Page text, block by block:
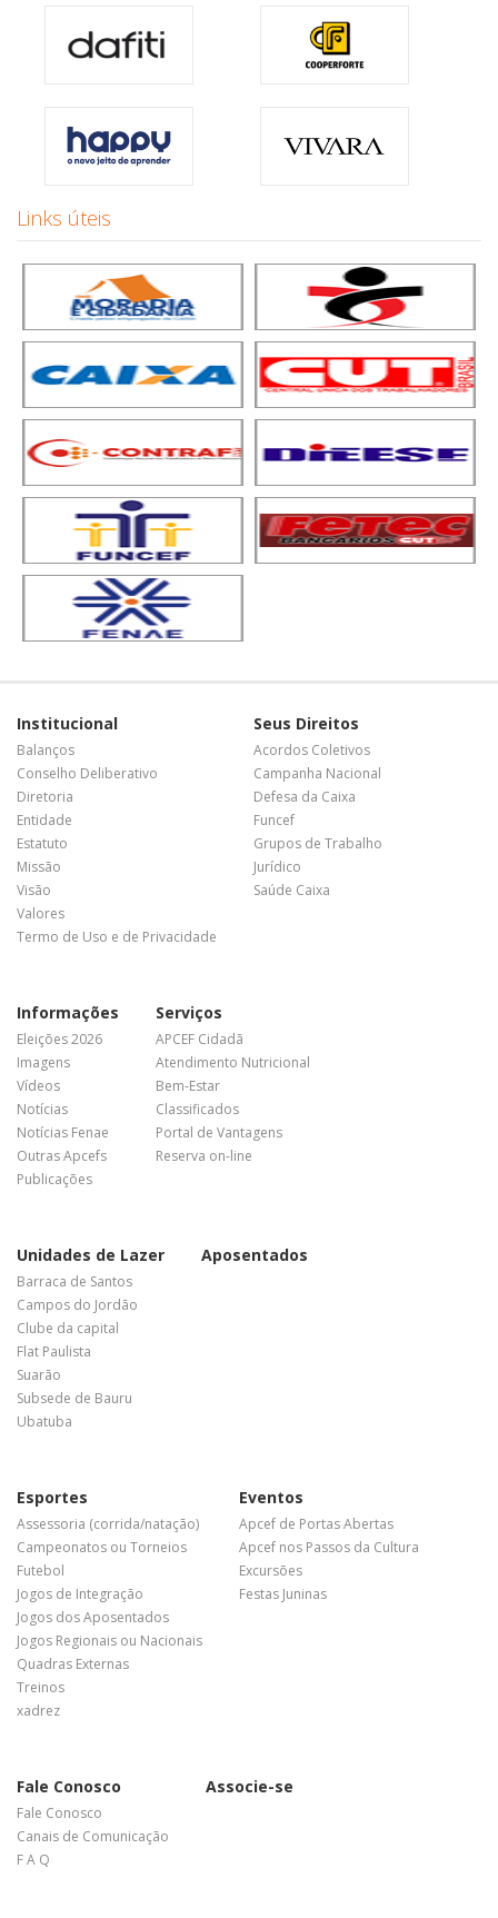
Links úteis
Institucional
Balanços
Conselho Deliberativo
Diretoria
Entidade
Estatuto
Missão
Visão
Valores
Termo de Uso e de Privacidade
Seus Direitos
Acordos Coletivos
Campanha Nacional
Defesa da Caixa
Funcef
Grupos de Trabalho
Jurídico
Saúde Caixa
Informações
Eleições 2026
Imagens
Vídeos
Notícias
Notícias Fenae
Outras Apcefs
Publicações
Serviços
APCEF Cidadã
Atendimento Nutricional
Bem-Estar
Classificados
Portal de Vantagens
Reserva on-line
Unidades de Lazer
Barraca de Santos
Campos do Jordão
Clube da capital
Flat Paulista
Suarão
Subsede de Bauru
Ubatuba
Aposentados
Esportes
Assessoria (corrida/natação)
Campeonatos ou Torneios
Futebol
Jogos de Integração
Jogos dos Aposentados
Jogos Regionais ou Nacionais
Quadras Externas
Treinos
xadrez
Eventos
Apcef de Portas Abertas
Apcef nos Passos da Cultura
Excursões
Festas Juninas
Fale Conosco
Fale Conosco
Canais de Comunicação
F A Q
Associe-se